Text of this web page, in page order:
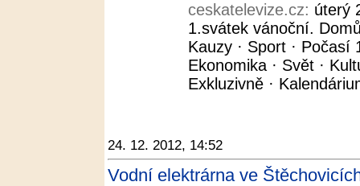
ceskatelevize.cz: úterý
1.svátek vánoční.
Kauzy · Sport · Počasí
Ekonomika · Svět ·
Exkluzivně ·
24. 12. 2012, 14:52
Vodní elektrárna ve